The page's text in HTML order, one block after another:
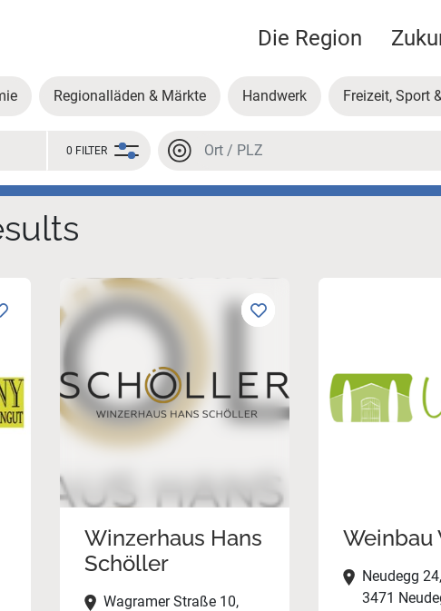
Die Region
Regionalläden & Märkte Handwerk Freizeit, Sport
0 FILTER Location or postal code
Winzerhaus Hans
Schöller
Wagramer Straße 10,
Weinbau
Neudegg 24,
3471